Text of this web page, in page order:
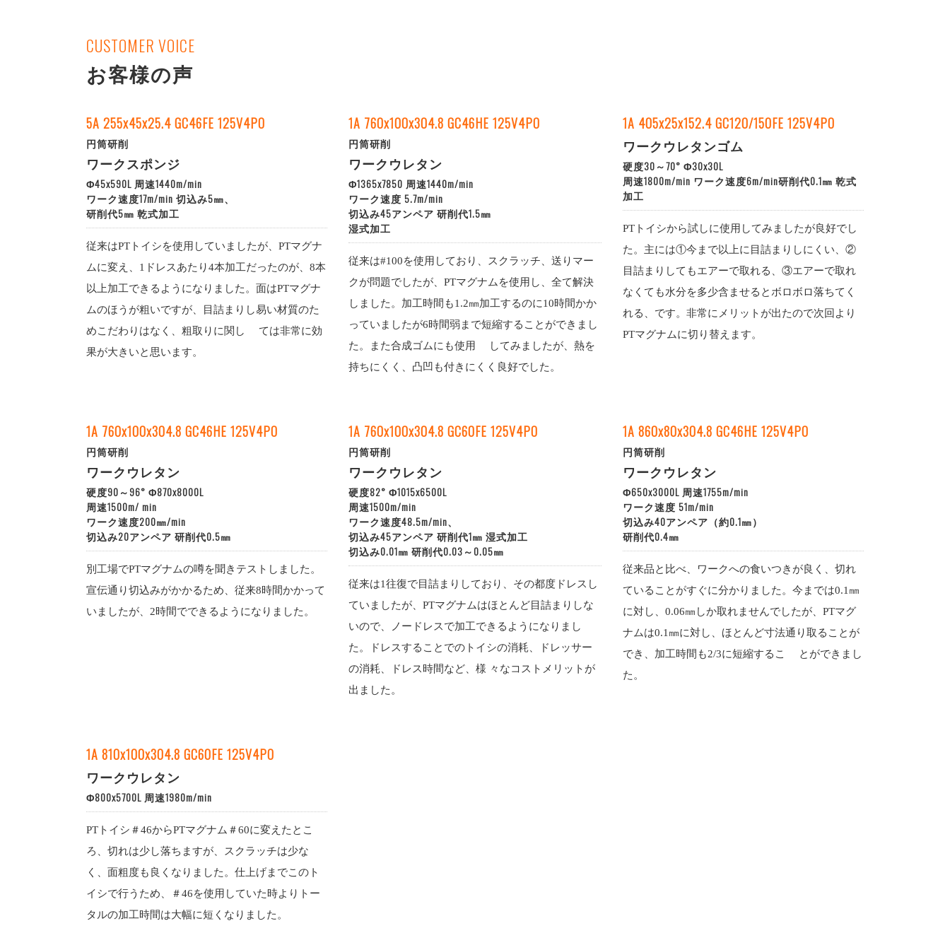
CUSTOMER VOICE
お客様の声
5A 255x45x25.4 GC46FE 125V4PO
円筒研削
ワークスポンジ
Φ45x590L 周速1440m/min
ワーク速度17m/min 切込み5㎜、
研削代5㎜ 乾式加工
従来はPTトイシを使用していましたが、PTマグナ
ムに変え、1ドレスあたり4本加工だったのが、8本
以上加工できるようになりました。面はPTマグナ
ムのほうが粗いですが、目詰まりし易い材質のた
めこだわりはなく、粗取りに関し ては非常に効
果が大きいと思います。
1A 760x100x304.8 GC46HE 125V4PO
円筒研削
ワークウレタン
Φ1365x7850 周速1440m/min
ワーク速度 5.7m/min
切込み45アンペア 研削代1.5㎜
湿式加工
従来は#100を使用しており、スクラッチ、送りマー
クが問題でしたが、PTマグナムを使用し、全て解決
しました。加工時間も1.2㎜加工するのに10時間かか
っていましたが6時間弱まで短縮することができまし
た。また合成ゴムにも使用 してみましたが、熱を
持ちにくく、凸凹も付きにくく良好でした。
1A 405x25x152.4 GC120/150FE 125V4PO
ワークウレタンゴム
硬度30～70° Φ30x30L
周速1800m/min ワーク速度6m/min研削代0.1㎜ 乾式
加工
PTトイシから試しに使用してみましたが良好でし
た。主には①今まで以上に目詰まりしにくい、②
目詰まりしてもエアーで取れる、③エアーで取れ
なくても水分を多少含ませるとボロボロ落ちてく
れる、です。非常にメリットが出たので次回より
PTマグナムに切り替えます。
1A 760x100x304.8 GC46HE 125V4PO
円筒研削
ワークウレタン
硬度90～96° Φ870x8000L
周速1500m/ min
ワーク速度200㎜/min
切込み20アンペア 研削代0.5㎜
別工場でPTマグナムの噂を聞きテストしました。
宣伝通り切込みがかかるため、従来8時間かかって
いましたが、2時間でできるようになりました。
1A 760x100x304.8 GC60FE 125V4PO
円筒研削
ワークウレタン
硬度82° Φ1015x6500L
周速1500m/min
ワーク速度48.5m/min、
切込み45アンペア 研削代1㎜ 湿式加工
切込み0.01㎜ 研削代0.03～0.05㎜
従来は1往復で目詰まりしており、その都度ドレスし
ていましたが、PTマグナムはほとんど目詰まりしな
いので、ノードレスで加工できるようになりまし
た。ドレスすることでのトイシの消耗、ドレッサー
の消耗、ドレス時間など、様 々なコストメリットが
出ました。
1A 860x80x304.8 GC46HE 125V4PO
円筒研削
ワークウレタン
Φ650x3000L 周速1755m/min
ワーク速度 51m/min
切込み40アンペア（約0.1㎜）
研削代0.4㎜
従来品と比べ、ワークへの食いつきが良く、切れ
ていることがすぐに分かりました。今までは0.1㎜
に対し、0.06㎜しか取れませんでしたが、PTマグ
ナムは0.1㎜に対し、ほとんど寸法通り取ることが
でき、加工時間も2/3に短縮するこ とができまし
た。
1A 810x100x304.8 GC60FE 125V4PO
ワークウレタン
Φ800x5700L 周速1980m/min
PTトイシ＃46からPTマグナム＃60に変えたとこ
ろ、切れは少し落ちますが、スクラッチは少な
く、面粗度も良くなりました。仕上げまでこのト
イシで行うため、＃46を使用していた時よりトー
タルの加工時間は大幅に短くなりました。